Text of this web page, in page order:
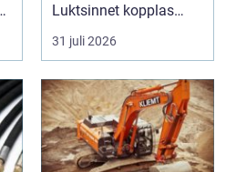
Luktsinnet kopplas
direkt till hjärnans
cent...
31 juli 2026